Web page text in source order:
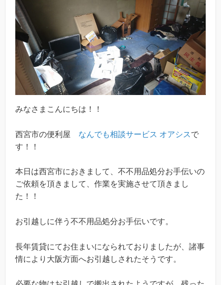
みなさまこんにちは！！
西宮市の便利屋 なんでも相談サービス オアシスで
す！！
本日は西宮市におきまして、不不用品処分お手伝いの
ご依頼を頂きまして、作業を実施させて頂きまし
た！！
お引越しに伴う不不用品処分お手伝いです。
長年賃貸にてお住まいになられておりましたが、諸事
情により大阪方面へお引越しされたそうです。